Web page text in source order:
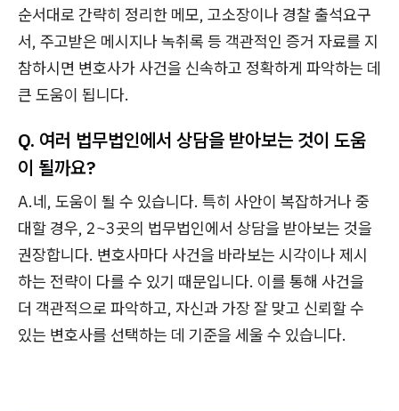
순서대로 간략히 정리한 메모, 고소장이나 경찰 출석요구
서, 주고받은 메시지나 녹취록 등 객관적인 증거 자료를 지
참하시면 변호사가 사건을 신속하고 정확하게 파악하는 데
큰 도움이 됩니다.
Q. 여러 법무법인에서 상담을 받아보는 것이 도움
이 될까요?
A.네, 도움이 될 수 있습니다. 특히 사안이 복잡하거나 중
대할 경우, 2~3곳의 법무법인에서 상담을 받아보는 것을
권장합니다. 변호사마다 사건을 바라보는 시각이나 제시
하는 전략이 다를 수 있기 때문입니다. 이를 통해 사건을
더 객관적으로 파악하고, 자신과 가장 잘 맞고 신뢰할 수
있는 변호사를 선택하는 데 기준을 세울 수 있습니다.